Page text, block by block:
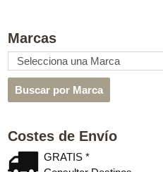
Marcas
Costes de Envío
GRATIS *